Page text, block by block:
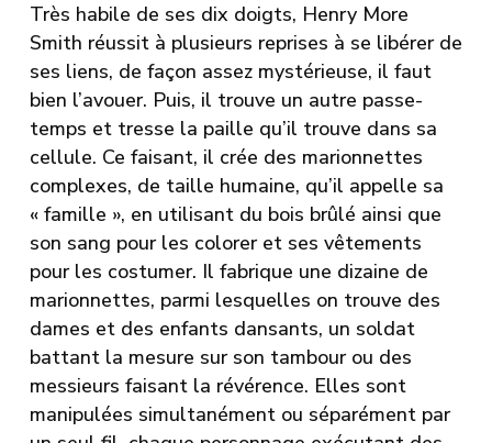
Très habile de ses dix doigts, Henry More
Smith réussit à plusieurs reprises à se libérer de
ses liens, de façon assez mystérieuse, il faut
bien l’avouer. Puis, il trouve un autre passe-
temps et tresse la paille qu’il trouve dans sa
cellule. Ce faisant, il crée des marionnettes
complexes, de taille humaine, qu’il appelle sa
« famille », en utilisant du bois brûlé ainsi que
son sang pour les colorer et ses vêtements
pour les costumer. Il fabrique une dizaine de
marionnettes, parmi lesquelles on trouve des
dames et des enfants dansants, un soldat
battant la mesure sur son tambour ou des
messieurs faisant la révérence. Elles sont
manipulées simultanément ou séparément par